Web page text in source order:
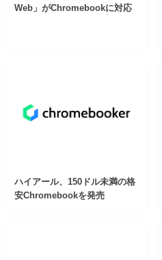
Web」がChromebookに対応
ハイアール、150ドル未満の格
安Chromebookを発売